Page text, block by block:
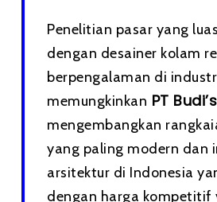
Penelitian pasar yang
dengan desainer kolam
berpengalaman di
memungkinkan PT
mengembangkan
yang paling modern dan
arsitektur di Indonesia
dengan harga kompetitif